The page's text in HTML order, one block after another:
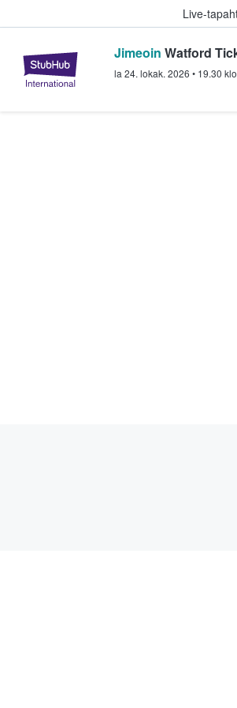
Live-
StubHub - missä
Jimeoin Watford
la 24. lokak. 2026 • 19.30 klo